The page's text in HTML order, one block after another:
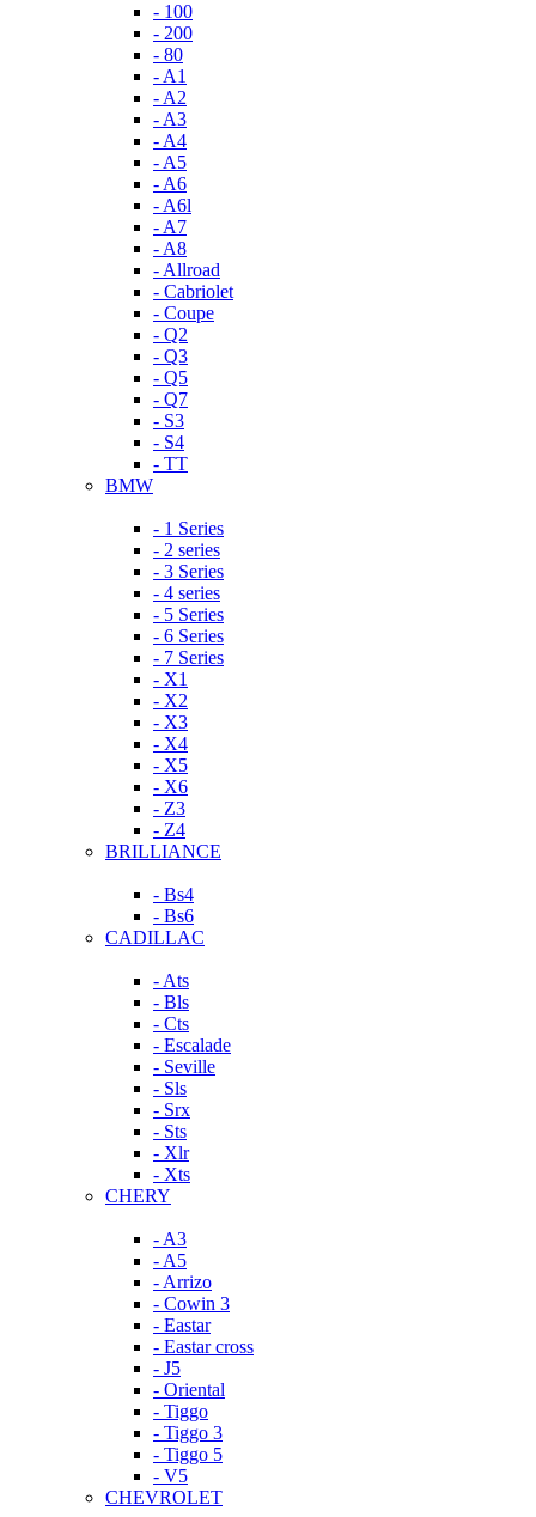
- 100
- 200
- 80
- A1
- A2
- A3
- A4
- A5
- A6
- A6l
- A7
- A8
- Allroad
- Cabriolet
- Coupe
- Q2
- Q3
- Q5
- Q7
- S3
- S4
- TT
BMW
- 1 Series
- 2 series
- 3 Series
- 4 series
- 5 Series
- 6 Series
- 7 Series
- X1
- X2
- X3
- X4
- X5
- X6
- Z3
- Z4
BRILLIANCE
- Bs4
- Bs6
CADILLAC
- Ats
- Bls
- Cts
- Escalade
- Seville
- Sls
- Srx
- Sts
- Xlr
- Xts
CHERY
- A3
- A5
- Arrizo
- Cowin 3
- Eastar
- Eastar cross
- J5
- Oriental
- Tiggo
- Tiggo 3
- Tiggo 5
- V5
CHEVROLET